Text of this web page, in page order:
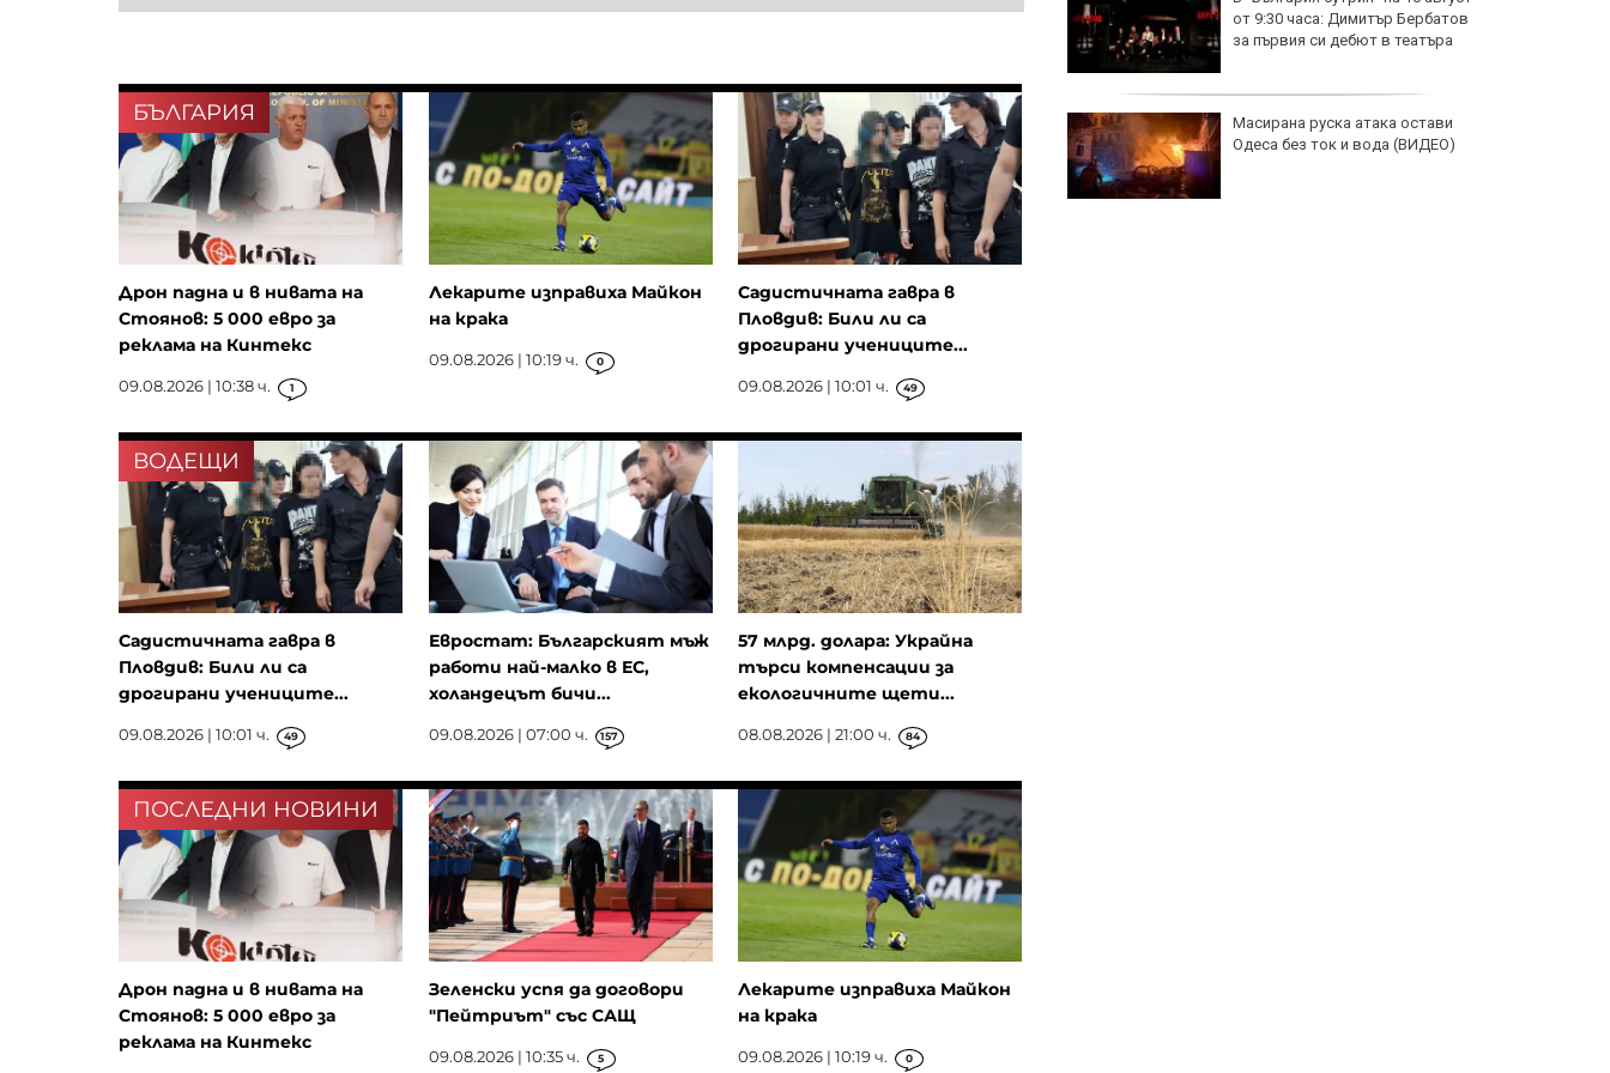
Иран намекна за сделка за
Ормуз, но само ако условията му
бъдат изпълнени
от 9:30 часа: Димитър Бербатов
за първия си дебют в театъра
Масирана руска атака остави
Одеса без ток и вода (ВИДЕО)
БЪЛГАРИЯ
Дрон падна и в нивата на
Стоянов: 5 000 евро за
реклама на Кинтекс
09.08.2026 | 10:38 ч. 1
Лекарите изправиха Майкон
на крака
09.08.2026 | 10:19 ч. 0
Садистичната гавра в
Пловдив: Били ли са
дрогирани учениците...
09.08.2026 | 10:01 ч. 49
ВОДЕЩИ
Садистичната гавра в
Пловдив: Били ли са
дрогирани учениците...
09.08.2026 | 10:01 ч. 49
Евростат: Българският мъж
работи най-малко в ЕС,
холандецът бичи...
09.08.2026 | 07:00 ч. 157
57 млрд. долара: Украйна
търси компенсации за
екологичните щети...
08.08.2026 | 21:00 ч. 84
ПОСЛЕДНИ НОВИНИ
Дрон падна и в нивата на
Стоянов: 5 000 евро за
реклама на Кинтекс
Зеленски успя да договори
"Пейтриът" със САЩ
09.08.2026 | 10:35 ч. 5
Лекарите изправиха Майкон
на крака
09.08.2026 | 10:19 ч. 0